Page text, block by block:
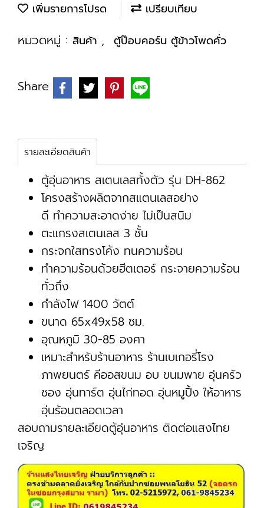
เพิ่มรายการโปรด เปรียบเทียบ
หมวดหมู่ : สินค้า , ตู้ป๊อบคอร์น ตู้ข้าวโพดคั่ว
Share
รายละเอียดสินค้า
ตู้อุ่นอาหาร สเตนเลสทั้งตัว รุ่น DH-862
โครงสร้างผลิตจากสแตนเลสอย่าง
ดี ทำความสะอาดง่าย ไม่เป็นสนิม
ตะแกรงสเตนเลส 3 ชั้น
กระจกใสทรงโค้ง ทนความร้อน
ทำความร้อนด้วยฮีตเตอร์ กระจายความร้อน
ทั่วถึง
กำลังไฟ 1400 วัตต์
ขนาด 65x49x58 ซม.
อุณหภูมิ 30-85 องศา
เหมาะสำหรับร้านอาหาร ร้านเบเกอรี่โรง
ภาพยนตร์ คีออสขนม อบ ขนมพาย อุ่นครัว
ซอง อุ่นทาร์ต อุ่นไก่ทอด อุ่นหมูปิ้ง ให้อาหาร
อุ่นร้อนตลอดเวลา
สอบถามรายละเอียดตู้อุ่นอาหาร ติดต่อแสงไทย
เจริญ